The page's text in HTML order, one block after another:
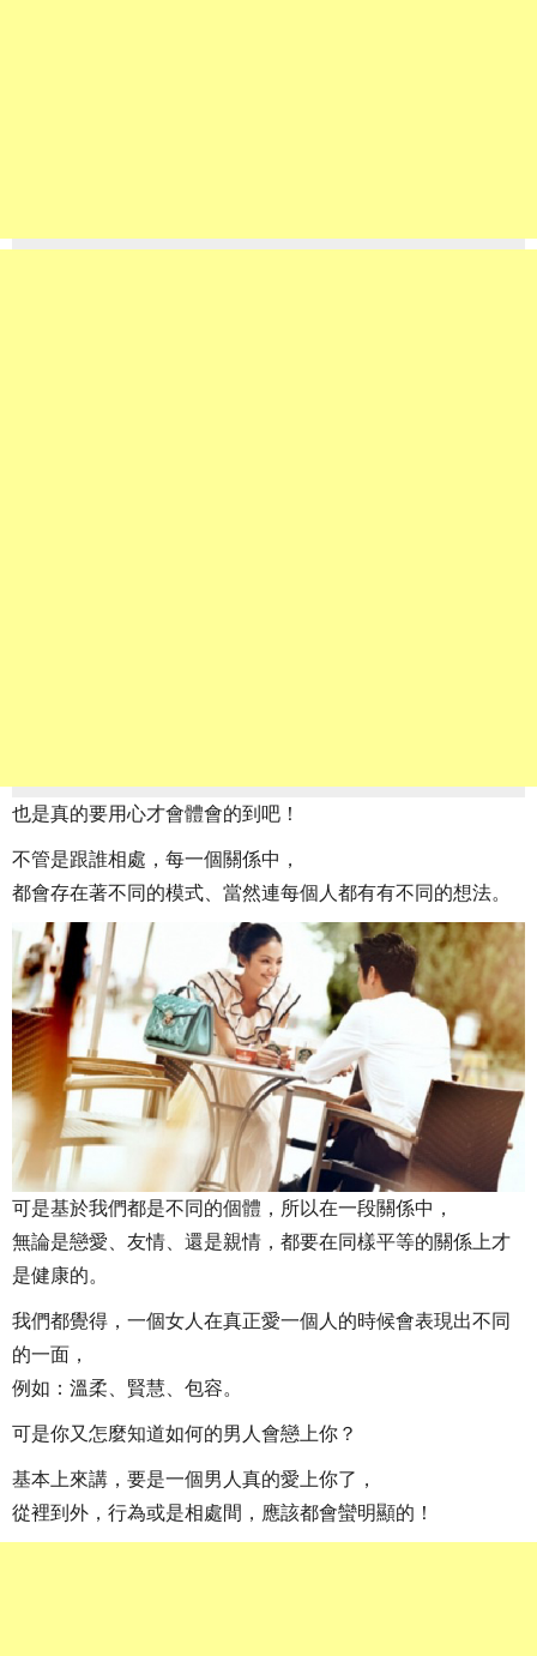
也是真的要用心才會體會的到吧！
不管是跟誰相處，每一個關係中，
都會存在著不同的模式、當然連每個人都有有不同的想法。
可是基於我們都是不同的個體，所以在一段關係中，
無論是戀愛、友情、還是親情，都要在同樣平等的關係上才
是健康的。
我們都覺得，一個女人在真正愛一個人的時候會表現出不同
的一面，
例如：溫柔、賢慧、包容。
可是你又怎麼知道如何的男人會戀上你？
基本上來講，要是一個男人真的愛上你了，
從裡到外，行為或是相處間，應該都會蠻明顯的！